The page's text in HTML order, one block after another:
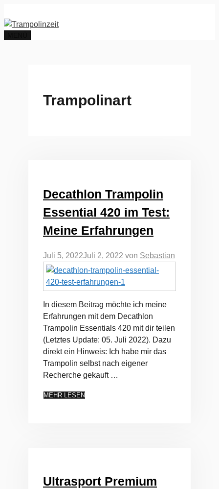
Inhalt
springen
Trampolinart
Decathlon Trampolin
Essential 420 im Test:
Meine Erfahrungen
Juli 5, 2022Juli 2, 2022 von Sebastian
In diesem Beitrag möchte ich meine
Erfahrungen mit dem Decathlon
Trampolin Essentials 420 mit dir teilen
(Letztes Update: 05. Juli 2022). Dazu
direkt ein Hinweis: Ich habe mir das
Trampolin selbst nach eigener
Recherche gekauft …
MEHR LESEN
Ultrasport Premium